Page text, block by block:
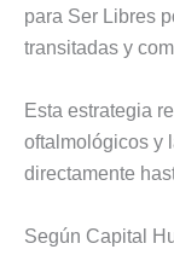
para Ser Libres
transitadas y
Esta estrategia
oftalmológicos y
directamente
Según Capital